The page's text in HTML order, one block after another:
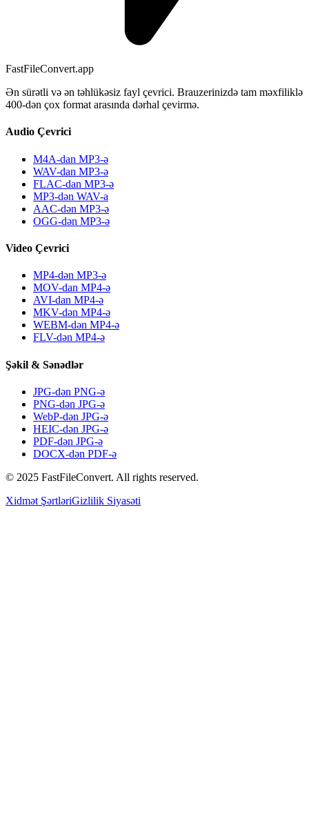
FastFileConvert.app
Ən sürətli və ən təhlükəsiz fayl çevrici. Brauzerinizdə tam məxfiliklə
400-dən çox format arasında dərhal çevirmə.
Audio Çevrici
M4A-dan MP3-ə
WAV-dan MP3-ə
FLAC-dan MP3-ə
MP3-dən WAV-a
AAC-dən MP3-ə
OGG-dən MP3-ə
Video Çevrici
MP4-dən MP3-ə
MOV-dan MP4-ə
AVI-dan MP4-ə
MKV-dən MP4-ə
WEBM-dən MP4-ə
FLV-dən MP4-ə
Şəkil & Sənədlər
JPG-dən PNG-ə
PNG-dən JPG-ə
WebP-dən JPG-ə
HEIC-dən JPG-ə
PDF-dən JPG-ə
DOCX-dən PDF-ə
© 2025 FastFileConvert. All rights reserved.
Xidmət ŞərtləriGizlilik Siyasəti